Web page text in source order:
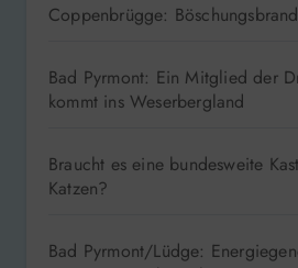
Coppenbrügge: Böschungsbrand
Bad Pyrmont: Ein Mitglied der
kommt ins Weserbergland
Braucht es eine bundesweite
Katzen?
Bad Pyrmont/Lüdge: